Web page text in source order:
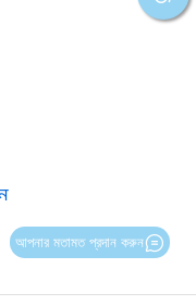
আপনার মতামত প্রদান করুন